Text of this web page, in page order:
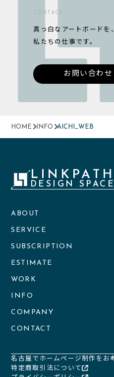
CONTACT
真っ白なアートボードを
私たちの仕事です。
お問い合わせ
HOME INFO AICHI_WEB
LINKPATH
DESIGN SPACE
ABOUT
SERVICE
SUBSCRIPTION
ESTIMATE
WORK
INFO
COMPANY
CONTACT
名古屋でホームページ制作をお
特定商取引法について